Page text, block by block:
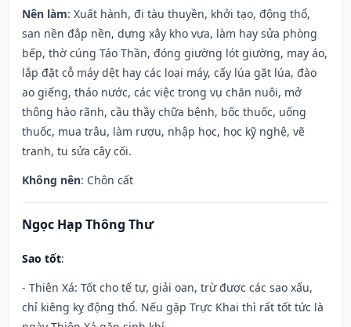
Nên làm: Xuất hành, đi tàu thuyền, khởi tạo, động thổ,
san nền đắp nền, dựng xây kho vựa, làm hay sửa phòng
bếp, thờ cúng Táo Thần, đóng giường lót giường, may áo,
lắp đặt cỗ máy dệt hay các loại máy, cấy lúa gặt lúa, đào
ao giếng, tháo nước, các việc trong vụ chăn nuôi, mở
thông hào rãnh, cầu thầy chữa bệnh, bốc thuốc, uống
thuốc, mua trâu, làm rượu, nhập học, học kỹ nghệ, vẽ
tranh, tu sửa cây cối.
Không nên: Chôn cất
Ngọc Hạp Thông Thư
Sao tốt:
- Thiên Xá: Tốt cho tế tự, giải oan, trừ được các sao xấu,
chỉ kiêng kỵ động thổ. Nếu gặp Trực Khai thì rất tốt tức là